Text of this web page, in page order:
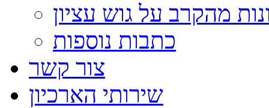
מהקרב על גוש עציון
כתבות נוספות
צור קשר
שירותי הארכיון